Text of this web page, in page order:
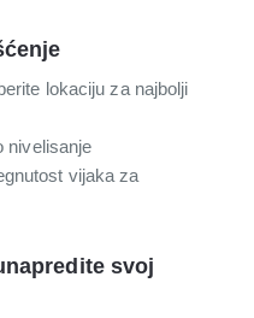
lokaciju za najbolji
nivelisanje
vijaka za
svoj